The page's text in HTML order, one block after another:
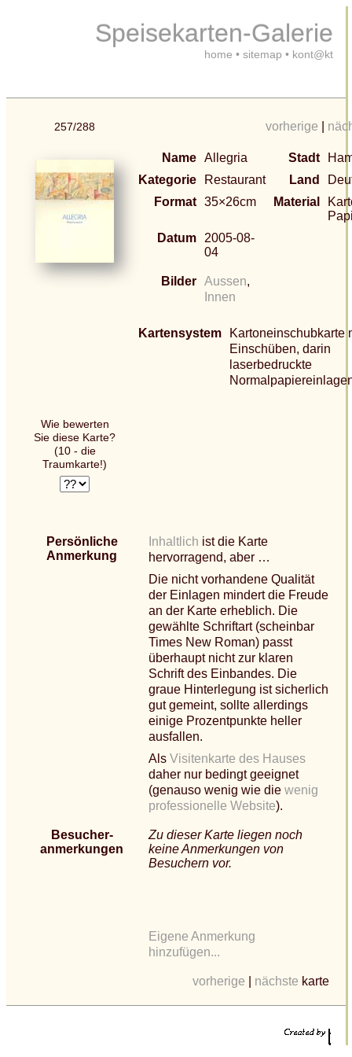
Speisekarten-Galerie
home • sitemap • kont@kt
257/288 vorherige
Name Allegria Stadt
Kategorie
Restaurant Land
Format 35×26cm Material
Datum
2005-08-
04
Bilder Aussen,
Innen
Kartensystem
Kartoneinschubkarte
Einschüben, darin
laserbedruckte
Wie bewerten
Sie diese Karte?
(10 - die
Traumkarte!)
Persönliche
Anmerkung
Inhaltlich ist die Karte
hervorragend, aber …
Die nicht vorhandene Qualität
der Einlagen mindert die Freude
an der Karte erheblich. Die
gewählte Schriftart (scheinbar
Times New Roman) passt
überhaupt nicht zur klaren
Schrift des Einbandes. Die
graue Hinterlegung ist sicherlich
gut gemeint, sollte allerdings
einige Prozentpunkte heller
ausfallen.
Als Visitenkarte des Hauses
daher nur bedingt geeignet
(genauso wenig wie die wenig
professionelle Website).
Besucher-
anmerkungen
Zu dieser Karte liegen noch
keine Anmerkungen von
Besuchern vor.
Eigene Anmerkung
hinzufügen...
vorherige nächste karte